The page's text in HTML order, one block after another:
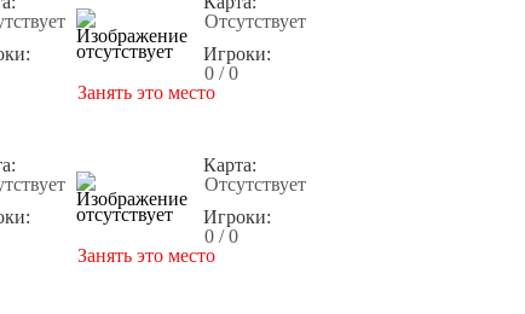
Отсутствует
Игроки:
0 / 0
Занять это место
Карта:
Отсутствует
Игроки:
0 / 0
Занять это место